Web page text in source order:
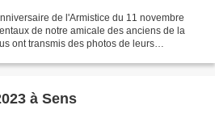
de l'Armistice du 11 novembre
de notre amicale des anciens de la
ont transmis des photos de leurs
à Sens